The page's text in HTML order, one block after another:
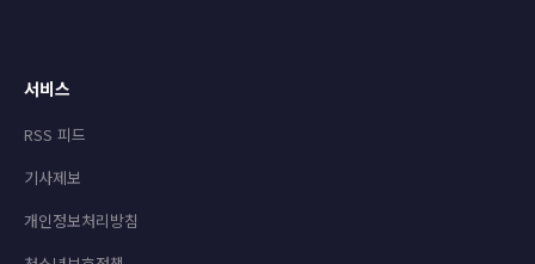
서비스
RSS 피드
기사제보
개인정보처리방침